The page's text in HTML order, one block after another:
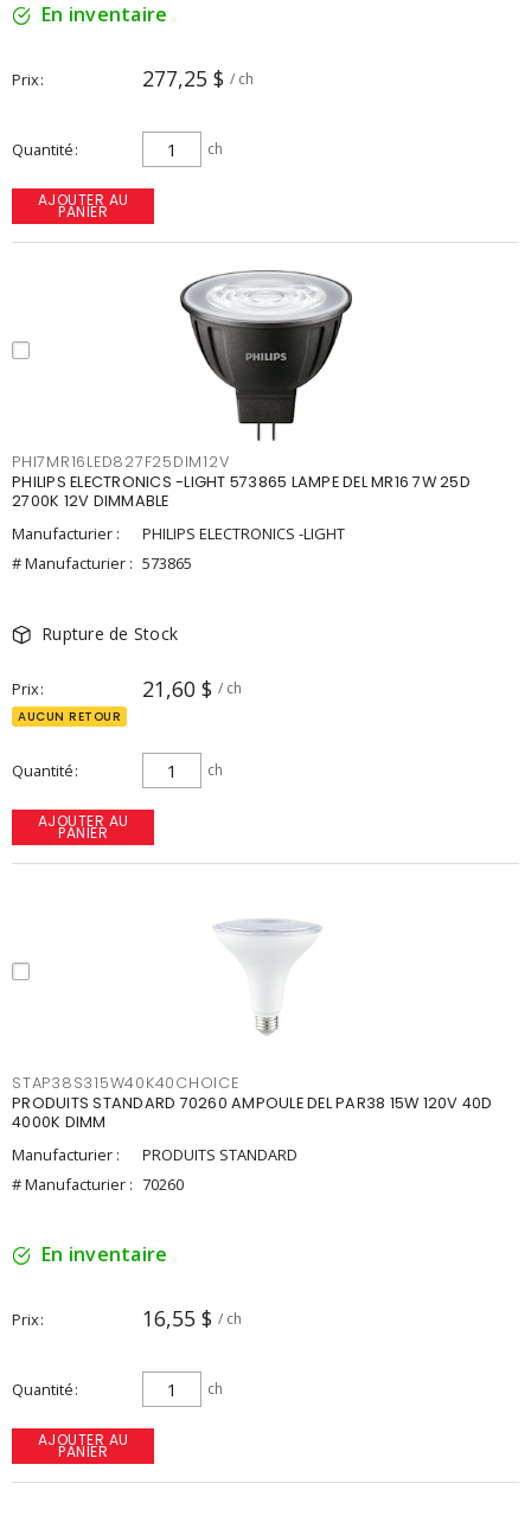
En inventaire
Prix 277,25 $ / ch
Quantité ch
AJOUTER AU
PANIER
PHI7MR16LED827F25DIM12V
PHILIPS ELECTRONICS -LIGHT 573865 LAMPE DEL MR16 7W 25D
2700K 12V DIMMABLE
Manufacturier :
PHILIPS ELECTRONICS -LIGHT
# Manufacturier : 573865
Rupture de Stock
Prix 21,60 $ / ch
AUCUN RETOUR
Quantité ch
AJOUTER AU
PANIER
STAP38S315W40K40CHOICE
PRODUITS STANDARD 70260 AMPOULE DEL PAR38 15W 120V 40D
4000K DIMM
Manufacturier :
PRODUITS STANDARD
# Manufacturier : 70260
En inventaire
Prix 16,55 $ / ch
Quantité ch
AJOUTER AU
PANIER